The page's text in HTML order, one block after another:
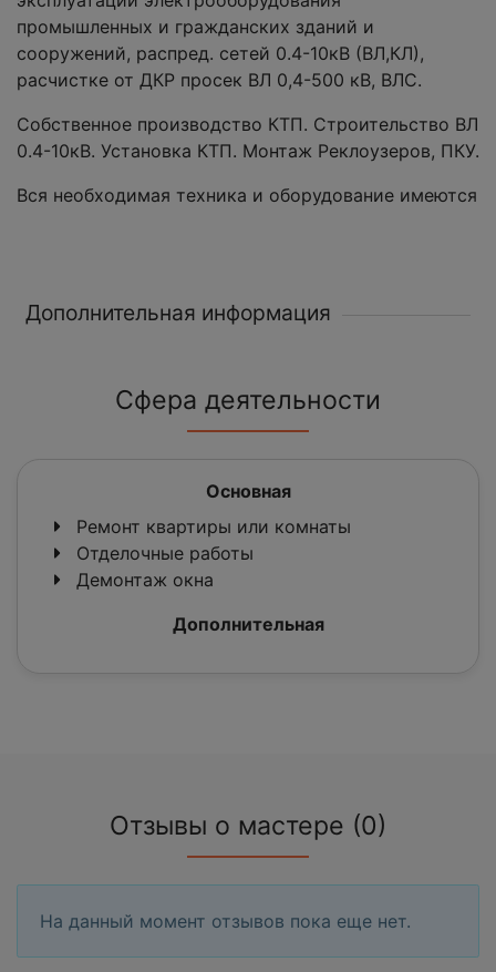
промышленных и гражданских зданий и
сооружений, распред. сетей 0.4-10кВ (ВЛ,КЛ),
расчистке от ДКР просек ВЛ 0,4-500 кВ, ВЛС.
Собственное производство КТП. Строительство ВЛ
0.4-10кВ. Установка КТП. Монтаж Реклоузеров, ПКУ.
Вся необходимая техника и оборудование имеются
Дополнительная информация
Сфера деятельности
Основная
Ремонт квартиры или комнаты
Отделочные работы
Демонтаж окна
Дополнительная
Отзывы о мастере (0)
На данный момент отзывов пока еще нет.